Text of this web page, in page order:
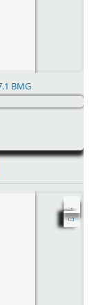
BMG